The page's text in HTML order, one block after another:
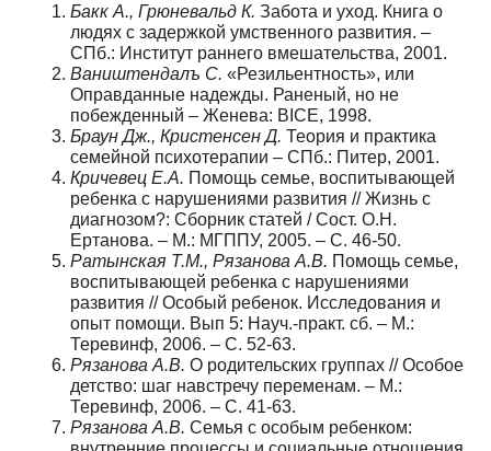
Бакк А., Грюневальд К. Забота и уход. Книга о
людях с задержкой умственного развития. –
СПб.: Институт раннего вмешательства, 2001.
Ваништендалъ С. «Резильентность», или
Оправданные надежды. Раненый, но не
побежденный – Женева: BICE, 1998.
Браун Дж., Кристенсен Д. Теория и практика
семейной психотерапии – СПб.: Питер, 2001.
Кричевец Е.А. Помощь семье, воспитывающей
ребенка с нарушениями развития // Жизнь с
диагнозом?: Сборник статей / Сост. О.Н.
Ертанова. – М.: МГППУ, 2005. – С. 46-50.
Ратынская Т.М., Рязанова А.В. Помощь семье,
воспитывающей ребенка с нарушениями
развития // Особый ребенок. Исследования и
опыт помощи. Вып 5: Науч.-практ. сб. – М.:
Теревинф, 2006. – С. 52-63.
Рязанова А.В. О родительских группах // Особое
детство: шаг навстречу переменам. – М.:
Теревинф, 2006. – С. 41-63.
Рязанова А.В. Семья с особым ребенком: